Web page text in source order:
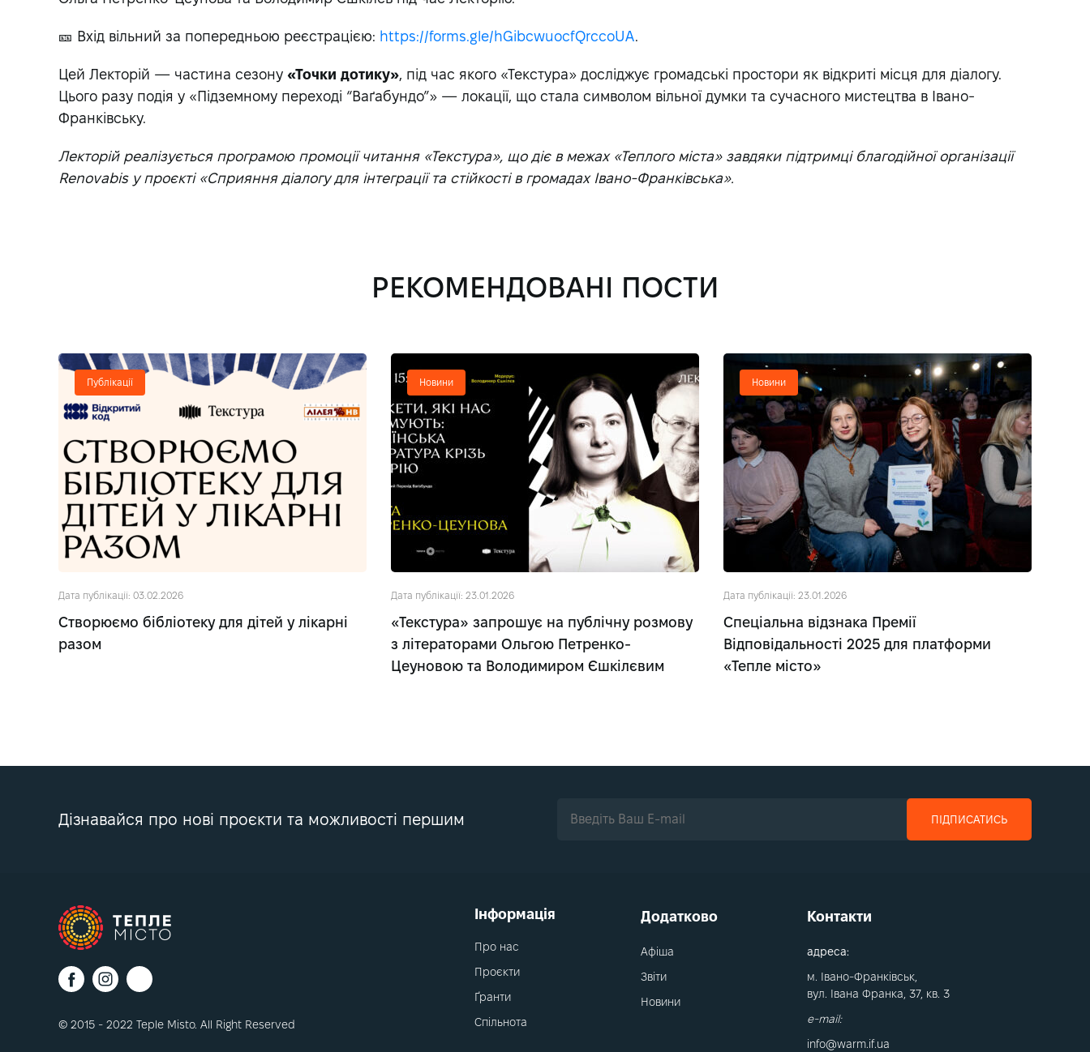
🎫 Вхід вільний за попередньою реєстрацією: https://forms.gle/hGibcwuocfQrccoUA.
Цей Лекторій — частина сезону «Точки дотику», під час якого «Текстура» досліджує громадські простори як відкриті місця для діалогу.
Цього разу подія у «Підземному переході “Ваґабундо”» — локації, що стала символом вільної думки та сучасного мистецтва в Івано-
Франківську.
Лекторій реалізується програмою промоції читання «Текстура», що діє в межах «Теплого міста» завдяки підтримці благодійної організації
Renovabis у проєкті «Сприяння діалогу для інтеграції та стійкості в громадах Івано-Франківська».
РЕКОМЕНДОВАНІ ПОСТИ
Публікації
Дата публікації: 03.02.2026
Створюємо бібліотеку для дітей у лікарні
разом
Новини
Дата публікації: 23.01.2026
«Текстура» запрошує на публічну розмову
з літераторами Ольгою Петренко-
Цеуновою та Володимиром Єшкілєвим
Новини
Дата публікації: 23.01.2026
Спеціальна відзнака Премії
Відповідальності 2025 для платформи
«Тепле місто»
Дізнавайся про нові проєкти та можливості першим ПІДПИСАТИСЬ
© 2015 - 2022 Teple Misto. All Right Reserved
Інформація
Про нас
Проєкти
Ґранти
Спільнота
Додатково
Афіша
Звіти
Новини
Контакти
адреса:
м. Івано-Франківськ,
вул. Івана Франка, 37, кв. 3
e-mail:
info@warm.if.ua